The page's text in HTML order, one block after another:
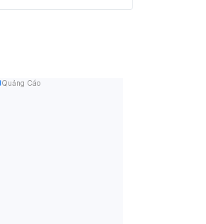
Quảng Cáo